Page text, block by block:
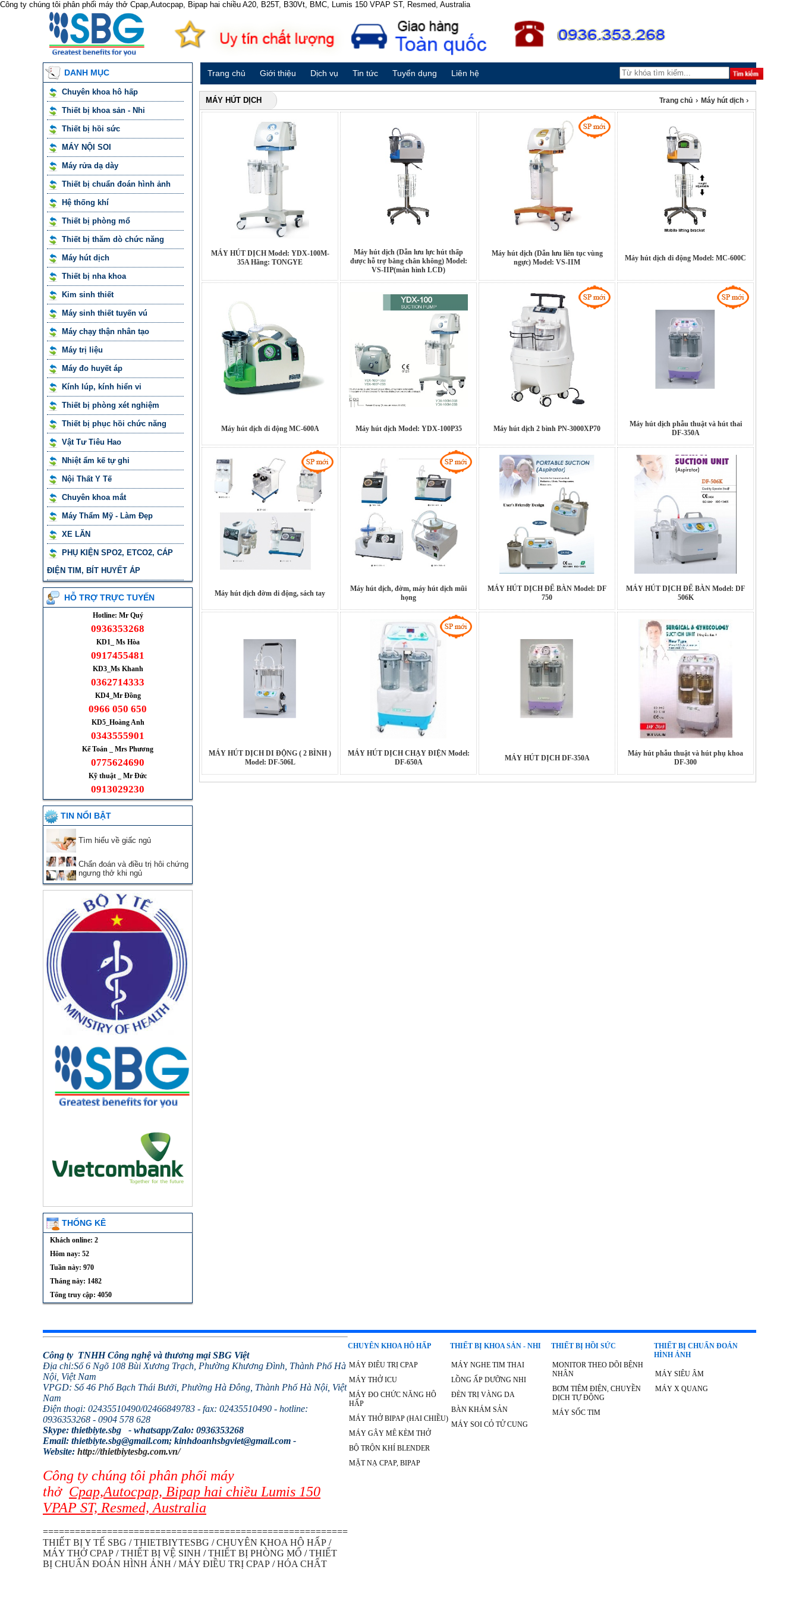
Công ty chúng tôi phân phối máy thở Cpap,Autocpap, Bipap hai chiều A20, B25T, B30Vt, BMC, Lumis 150 VPAP ST, Resmed, Australia
DANH MỤC
Chuyên khoa hô hấp
Thiết bị khoa sản - Nhi
Thiết bị hồi sức
MÁY NỘI SOI
Máy rửa dạ dày
Thiết bị chuẩn đoán hình ảnh
Hệ thống khí
Thiết bị phòng mổ
Thiết bị thăm dò chức năng
Máy hút dịch
Thiết bị nha khoa
Kim sinh thiết
Máy sinh thiết tuyến vú
Máy chạy thận nhân tạo
Máy trị liệu
Máy đo huyết áp
Kính lúp, kính hiển vi
Thiết bị phòng xét nghiệm
Thiết bị phục hồi chức năng
Vật Tư Tiêu Hao
Nhiệt ẩm kế tự ghi
Nội Thất Y Tế
Chuyên khoa mắt
Máy Thẩm Mỹ - Làm Đẹp
XE LĂN
PHỤ KIỆN SPO2, ETCO2, CÁP
ĐIỆN TIM, BÍT HUYẾT ÁP
HỖ TRỢ TRỰC TUYẾN
Hotline: Mr Quý
0936353268
KD1_ Ms Hòa
0917455481
KD3_Ms Khanh
0362714333
KD4_Mr Đồng
0966 050 650
KD5_Hoàng Anh
0343555901
Kế Toán _ Mrs Phương
0775624690
Kỹ thuật _ Mr Đức
0913029230
TIN NỔI BẬT
Tìm hiểu về giấc ngủ
Chẩn đoán và điều trị hôi chứng
ngưng thở khi ngủ
THỐNG KÊ
Khách online: 2
Hôm nay: 52
Tuần này: 970
Tháng này: 1482
Tổng truy cập: 4050
Trang chủ Giới thiệu Dịch vụ Tin tức Tuyển dụng Liên hệ
MÁY HÚT DỊCH Trang chủ › Máy hút dịch ›
MÁY HÚT DỊCH Model: YDX-100M-
35A Hãng: TONGYE
Máy hút dịch (Dẫn lưu lực hút thấp
được hỗ trợ bằng chân không) Model:
VS-IIP(màn hình LCD)
Máy hút dịch (Dẫn lưu liên tục vùng
ngực) Model: VS-IIM
Máy hút dịch di động Model: MC-600C
Máy hút dịch di động MC-600A Máy hút dịch Model: YDX-100P35 Máy hút dịch 2 bình PN-3000XP70
Máy hút dịch phẫu thuật và hút thai
DF-350A
Máy hút dịch đờm di động, sách tay
Máy hút dịch, đờm, máy hút dịch mũi
họng
MÁY HÚT DỊCH ĐỂ BÀN Model: DF
750
MÁY HÚT DỊCH ĐỂ BÀN Model: DF
506K
MÁY HÚT DỊCH DI ĐỘNG ( 2 BÌNH )
Model: DF-506L
MÁY HÚT DỊCH CHẠY ĐIỆN Model:
DF-650A
MÁY HÚT DỊCH DF-350A
Máy hút phẫu thuật và hút phụ khoa
DF-300
Công ty TNHH Công nghệ và thương mại SBG Việt
Địa chỉ:Số 6 Ngõ 108 Bùi Xương Trạch, Phường Khương Đình, Thành Phố Hà
Nội, Việt Nam
VPGD: Số 46 Phố Bạch Thái Bưởi, Phường Hà Đông, Thành Phố Hà Nội, Việt
Nam
Điện thoại: 02435510490/02466849783 - fax: 02435510490 - hotline:
0936353268 - 0904 578 628
Skype: thietbiyte.sbg - whatsapp/Zalo: 0936353268
Email: thietbiyte.sbg@gmail.com; kinhdoanhsbgviet@gmail.com -
Website: http://thietbiytesbg.com.vn/
Công ty chúng tôi phân phối máy
thở Cpap,Autocpap, Bipap hai chiều Lumis 150
VPAP ST, Resmed, Australia
=========================================================
THIẾT BỊ Y TẾ SBG /THIETBIYTESBG /CHUYÊN KHOA HÔ HẤP /
MÁY THỞ CPAP /THIẾT BỊ VỆ SINH /THIẾT BỊ PHÒNG MỔ /THIẾT
BỊ CHUẨN ĐOÁN HÌNH ẢNH /MÁY ĐIỀU TRỊ CPAP /HÓA CHẤT
CHUYÊN KHOA HÔ HẤP
MÁY ĐIÊU TRỊ CPAP
MÁY THỞ ICU
MÁY ĐO CHỨC NĂNG HÔ
HẤP
MÁY THỞ BIPAP (HAI CHIỀU)
MÁY GÂY MÊ KÈM THỞ
BỘ TRỘN KHÍ BLENDER
MẶT NẠ CPAP, BIPAP
THIẾT BỊ KHOA SẢN - NHI
MÁY NGHE TIM THAI
LỒNG ẤP DƯỠNG NHI
ĐÈN TRỊ VÀNG DA
BÀN KHÁM SẢN
MÁY SOI CỎ TỬ CUNG
THIẾT BỊ HỒI SỨC
MONITOR THEO DÕI BỆNH
NHÂN
BƠM TIÊM ĐIỆN, CHUYỀN
DỊCH TỰ ĐỘNG
MÁY SỐC TIM
THIẾT BỊ CHUẨN ĐOÁN
HÌNH ẢNH
MÁY SIÊU ÂM
MÁY X QUANG